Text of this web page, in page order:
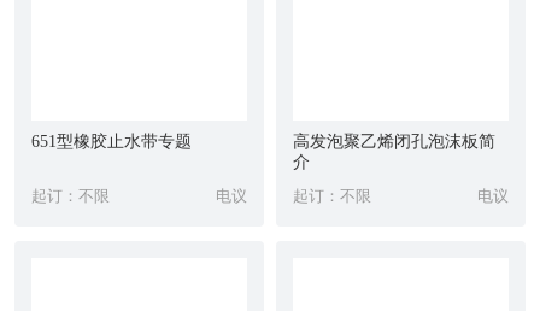
651型橡胶止水带专题
起订：不限 电议
高发泡聚乙烯闭孔泡沫板简
介
起订：不限 电议